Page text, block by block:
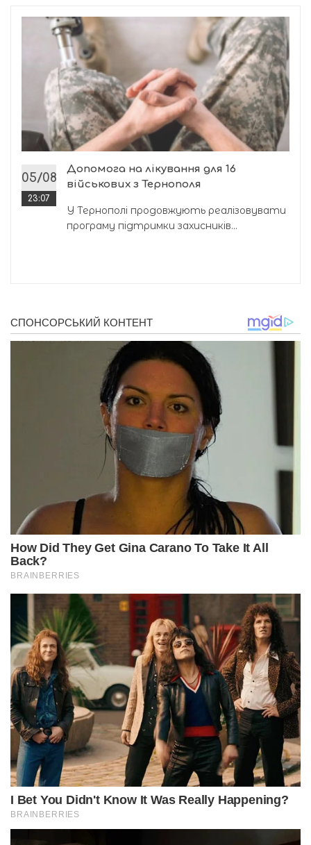
05/08
23:07
Допомога на лікування для 16
військових з Тернополя
У Тернополі продовжують реалізовувати
програму підтримки захисників...